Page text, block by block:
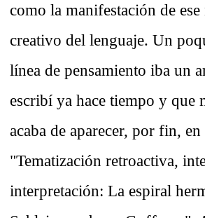
como la manifestación de
creativo del lenguaje. Un
línea de pensamiento iba un
escribí ya hace tiempo y que
acaba de aparecer, por fin,
"Tematización retroactiva,
interpretación: La espiral